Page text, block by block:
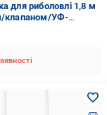
для риболовлі 1,8 м
клапаном/УФ-
DYS (1652)